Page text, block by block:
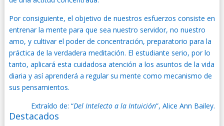
Por consiguiente, el objetivo de nuestros esfuerzos consiste en
entrenar la mente para que sea nuestro servidor, no nuestro
amo, y cultivar el poder de concentración, preparatorio para la
práctica de la verdadera meditación. El estudiante serio, por lo
tanto, aplicará esta cuidadosa atención a los asuntos de la vida
diaria y así aprenderá a regular su mente como mecanismo de
sus pensamientos.
Extraído de: “Del Intelecto a la Intuición”, Alice Ann Bailey.
Destacados